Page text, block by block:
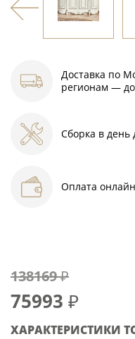
Доставка по
регионам —
Сборка в день
Оплата
138169 ₽
75993 ₽
ХАРАКТЕРИСТИКИ